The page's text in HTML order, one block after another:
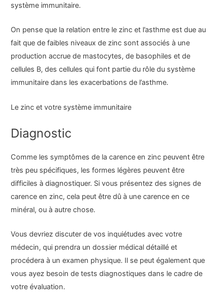
système immunitaire.
On pense que la relation entre le zinc et l’asthme est due au
fait que de faibles niveaux de zinc sont associés à une
production accrue de mastocytes, de basophiles et de
cellules B, des cellules qui font partie du rôle du système
immunitaire dans les exacerbations de l’asthme.
Le zinc et votre système immunitaire
Diagnostic
Comme les symptômes de la carence en zinc peuvent être
très peu spécifiques, les formes légères peuvent être
difficiles à diagnostiquer. Si vous présentez des signes de
carence en zinc, cela peut être dû à une carence en ce
minéral, ou à autre chose.
Vous devriez discuter de vos inquiétudes avec votre
médecin, qui prendra un dossier médical détaillé et
procédera à un examen physique. Il se peut également que
vous ayez besoin de tests diagnostiques dans le cadre de
votre évaluation.